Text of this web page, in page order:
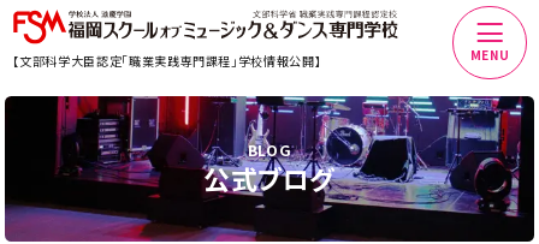
【文部科学大臣認定「職業実践専門課程」学校情報公開】 MENU
BLOG
公式ブログ